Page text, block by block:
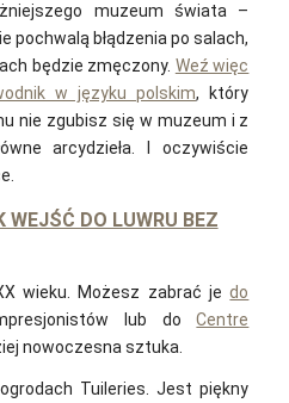
muzeum świata –
pochwalą błądzenia po salach,
będzie zmęczony. Weź więc
w języku polskim, który
nie zgubisz się w muzeum i z
arcydzieła. I oczywiście
WEJŚĆ DO LUWRU BEZ
wieku. Możesz zabrać jedo
lub doCentre
nowoczesna sztuka.
Tuileries. Jest piękny